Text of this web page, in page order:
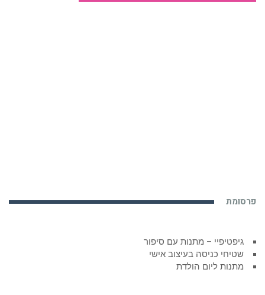
פרסומת
גיפטיפיי – מתנות עם סיפור
שטיחי כניסה בעיצוב אישי
מתנות ליום הולדת